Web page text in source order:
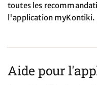
toutes les
l'application myKontiki.
Aide pour